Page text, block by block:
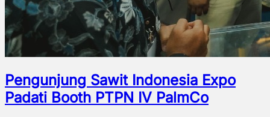
Pengunjung Sawit Indonesia Expo
Padati Booth PTPN IV PalmCo